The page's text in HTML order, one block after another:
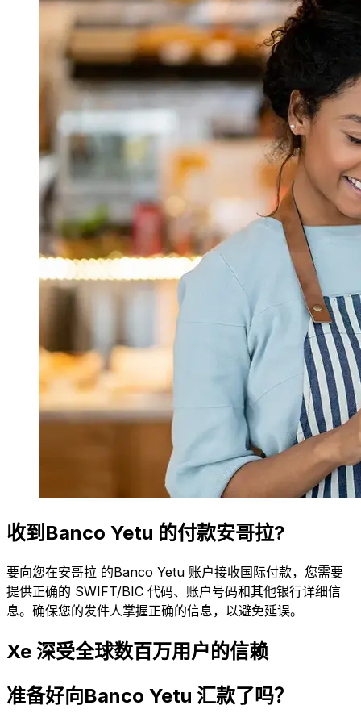
收到Banco Yetu 的付款安哥拉?
要向您在安哥拉 的Banco Yetu 账户接收国际付款，您需要
提供正确的 SWIFT/BIC 代码、账户号码和其他银行详细信
息。确保您的发件人掌握正确的信息，以避免延误。
Xe 深受全球数百万用户的信赖
准备好向Banco Yetu 汇款了吗？